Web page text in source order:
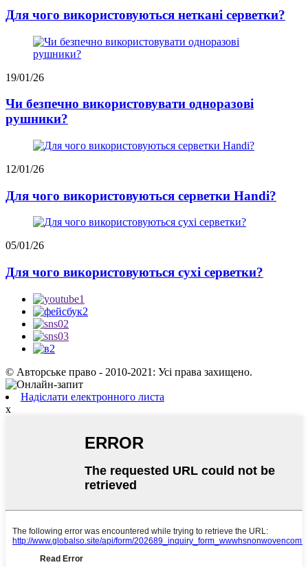
Для чого використовуються неткані серветки?
19/01/26
Чи безпечно використовувати одноразові
рушники?
12/01/26
Для чого використовуються серветки Handi?
05/01/26
Для чого використовуються сухі серветки?
© Авторське право - 2010-2021: Усі права захищено.
Надіслати електронного листа
x